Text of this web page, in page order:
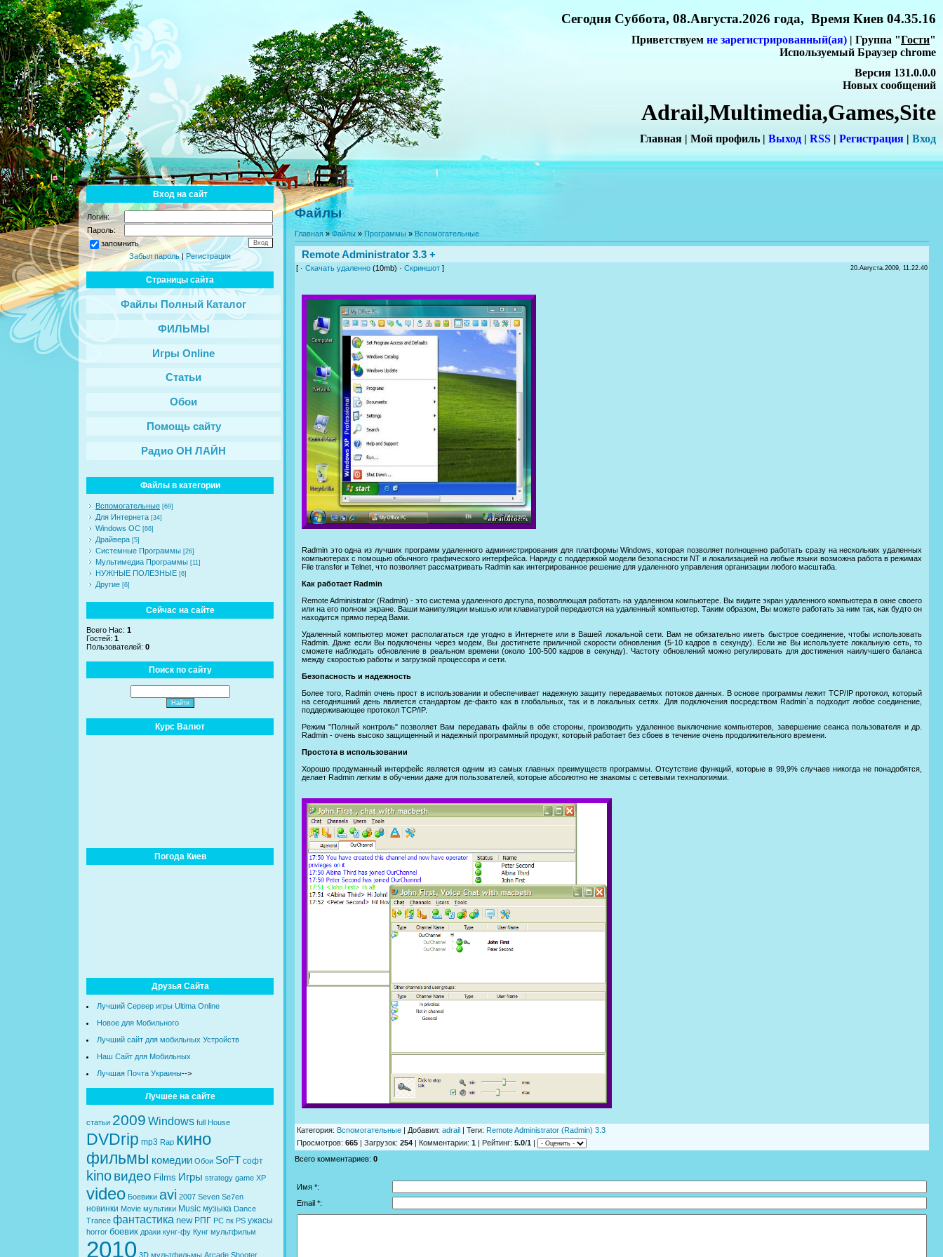
Сегодня Суббота, 08.Августа.2026 года, Время Киев 04.35.16
Приветствуем не зарегистрированный(ая) | Группа "Гости"
Используемый Браузер chrome
Версия 131.0.0.0
Новых сообщений
Adrail,Multimedia,Games,Site
Главная | Мой профиль | Выход | RSS | Регистрация | Вход
Вход на сайт
Логин:
Пароль:
запомнить
Забыл пароль|Регистрация
Страницы сайта
Файлы Полный Каталог
ФИЛЬМЫ
Игры Online
Статьи
Обои
Помощь сайту
Радио ОН ЛАЙН
Файлы в категории
Вспомогательные [69]
Для Интернета [34]
Windows ОС [66]
Драйвера [5]
Системные Программы [26]
Мультимедиа Программы [11]
НУЖНЫЕ ПОЛЕЗНЫЕ [6]
Другие [6]
Сейчас на сайте
Всего Нас: 1
Гостей: 1
Пользователей: 0
Поиск по сайту
Курс Валют
Погода Киев
Друзья Сайта
Лучший Сервер игры Ultima Online
Новое для Мобильного
Лучший сайт для мобильных Устройств
Наш Сайт для Мобильных
Лучшая Почта Украины-->
Лучшее на сайте
статьи 2009 Windows full House
DVDrip mp3 Rap кино
фильмы комедии Обои SoFT софт
kinoвидео Films Игры strategy game XP
video Боевики avi 2007 Seven Se7en
новинки Movie мультики Music музыка Dance
Trance фантастика new РПГ PC пк PS ужасы
horror боевик драки кунг-фу Кунг мультфильм
2010 3D мультфильмы Arcade Shooter
Файлы
Главная»Файлы» Программы»Вспомогательные
Remote Administrator 3.3 +
[ · Скачать удаленно (10mb) · Скриншот ] 20.Августа.2009, 11.22.40
Radmin это одна из лучших программ удаленного администрирования для платформы Windows, которая позволяет полноценно работать сразу на нескольких удаленных
компьютерах с помощью обычного графического интерфейса. Наряду с поддержкой модели безопасности NT и локализацией на любые языки возможна работа в режимах
File transfer и Telnet, что позволяет рассматривать Radmin как интегрированное решение для удаленного управления организации любого масштаба.
Как работает Radmin
Remote Administrator (Radmin) - это система удаленного доступа, позволяющая работать на удаленном компьютере. Вы видите экран удаленного компьютера в окне своего
или на его полном экране. Ваши манипуляции мышью или клавиатурой передаются на удаленный компьютер. Таким образом, Вы можете работать за ним так, как будто он
находится прямо перед Вами.
Удаленный компьютер может располагаться где угодно в Интернете или в Вашей локальной сети. Вам не обязательно иметь быстрое соединение, чтобы использовать
Radmin. Даже если Вы подключены через модем, Вы достигнете приличной скорости обновления (5-10 кадров в секунду). Если же Вы используете локальную сеть, то
сможете наблюдать обновление в реальном времени (около 100-500 кадров в секунду). Частоту обновлений можно регулировать для достижения наилучшего баланса
между скоростью работы и загрузкой процессора и сети.
Безопасность и надежность
Более того, Radmin очень прост в использовании и обеспечивает надежную защиту передаваемых потоков данных. В основе программы лежит TCP/IP протокол, который
на сегодняшний день является стандартом де-факто как в глобальных, так и в локальных сетях. Для подключения посредством Radmin`а подходит любое соединение,
поддерживающее протокол TCP/IP.
Режим "Полный контроль" позволяет Вам передавать файлы в обе стороны, производить удаленное выключение компьютеров, завершение сеанса пользователя и др.
Radmin - очень высоко защищенный и надежный программный продукт, который работает без сбоев в течение очень продолжительного времени.
Простота в использовании
Хорошо продуманный интерфейс является одним из самых главных преимуществ программы. Отсутствие функций, которые в 99,9% случаев никогда не понадобятся,
делает Radmin легким в обучении даже для пользователей, которые абсолютно не знакомы с сетевыми технологиями.
Категория: Вспомогательные | Добавил: adrail | Теги: Remote Administrator (Radmin) 3.3
Просмотров: 665 | Загрузок: 254 | Комментарии: 1 | Рейтинг: 5.0/1 |
Всего комментариев: 0
Имя *:
Email *: